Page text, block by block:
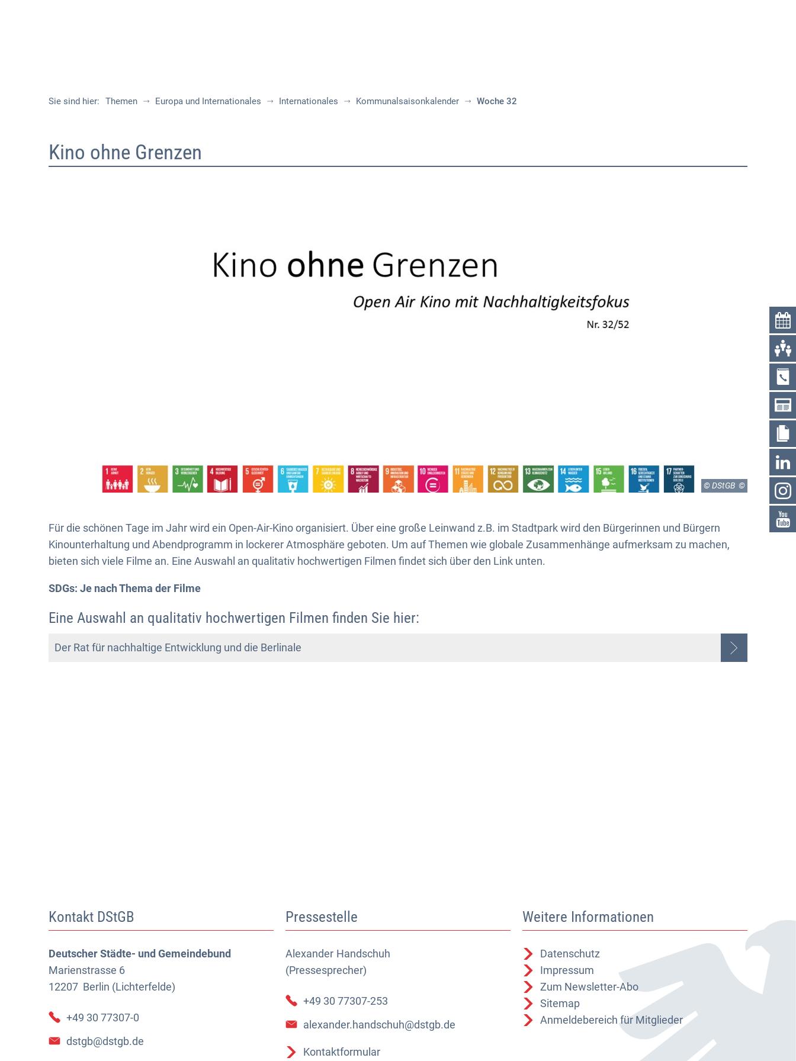
Sie sind hier: Themen Europa und Internationales Internationales Kommunalsaisonkalender Woche 32
WocheKino ohne Grenzen
© DStGB
Für die schönen Tage im Jahr wird ein Open-Air-Kino organisiert. Über eine große Leinwand z.B. im Stadtpark wird den Bürgerinnen und Bürgern
Kinounterhaltung und Abendprogramm in lockerer Atmosphäre geboten. Um auf Themen wie globale Zusammenhänge aufmerksam zu machen,
bieten sich viele Filme an. Eine Auswahl an qualitativ hochwertigen Filmen findet sich über den Link unten.
SDGs: Je nach Thema der Filme
Eine Auswahl an qualitativ hochwertigen Filmen finden Sie hier:
Der Rat für nachhaltige Entwicklung und die Berlinale
Kontakt DStGB
Deutscher Städte- und Gemeindebund
Marienstrasse 6
12207 Berlin (Lichterfelde)
+49 30 77307-0
dstgb@dstgb.de
Pressestelle
Alexander Handschuh
(Pressesprecher)
Alexander Handschuh (Pressesprecher)
+49 30 77307-253
alexander.handschuh@dstgb.de
Kontaktformular
Weitere Informationen
Datenschutz
Impressum
Zum Newsletter-Abo
Sitemap
Anmeldebereich für Mitglieder